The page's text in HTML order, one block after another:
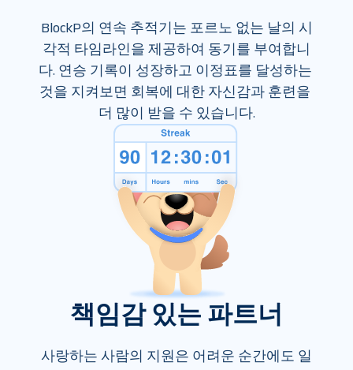
BlockP의 연속 추적기는 포르노 없는 날의 시
각적 타임라인을 제공하여 동기를 부여합니
다. 연승 기록이 성장하고 이정표를 달성하는
것을 지켜보면 회복에 대한 자신감과 훈련을
더 많이 받을 수 있습니다.
책임감 있는 파트너
사랑하는 사람의 지원은 어려운 순간에도 일